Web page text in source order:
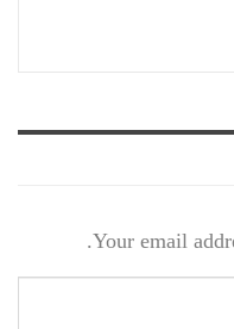
Your email